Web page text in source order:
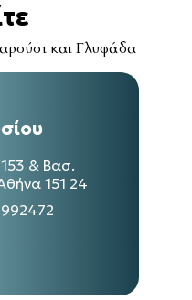
και Γλυφάδα
& Βασ.
151 24